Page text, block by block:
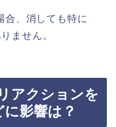
合、消しても特に
ません。
アクションを
影響は？